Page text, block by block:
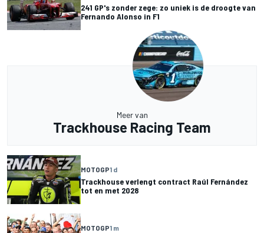
241 GP's zonder zege: zo uniek is de droogte van
Fernando Alonso in F1
Meer van
Trackhouse Racing Team
MOTOGP1 d
Trackhouse verlengt contract Raúl Fernández
tot en met 2028
MOTOGP1 m